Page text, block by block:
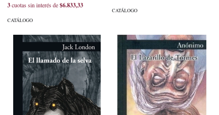
3cuotas sin interés de$6.833,33
CATÁLOGO
CATÁLOGO